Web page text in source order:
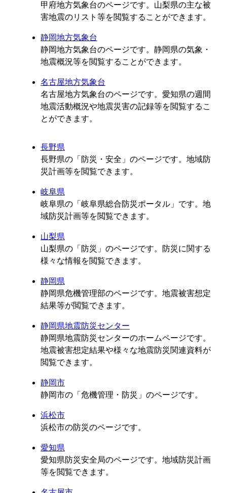
甲府地方気象台のページです。山梨県の主な被
害地震のリスト等を閲覧することができます。
静岡地方気象台
静岡地方気象台のページです。静岡県の気象・
地震概況等を閲覧することができます。
名古屋地方気象台
名古屋地方気象台のページです。愛知県の週間
地震活動概況や地震災害の記録等を閲覧するこ
とができます。
長野県
長野県の「防災・安全」のページです。地域防
災計画等を閲覧できます。
岐阜県
岐阜県の「岐阜県総合防災ポータル」です。地
域防災計画等を閲覧できます。
山梨県
山梨県の「防災」のページです。防災に関する
様々な情報を閲覧できます。
静岡県
静岡県危機管理部のページです。地震被害想定
結果等が閲覧できます。
静岡県地震防災センター
静岡県地震防災センターのホームページです。
地震被害想定結果や様々な地震防災関連資料が
閲覧できます。
静岡市
静岡市の「危機管理・防災」のページです。
浜松市
浜松市の防災のページです。
愛知県
愛知県防災安全局のページです。地域防災計画
等を閲覧できます。